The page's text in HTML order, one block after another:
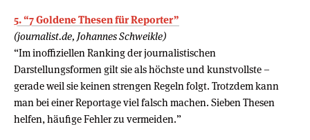
5. “7 Goldene Thesen für Reporter”
(journalist.de, Johannes Schweikle)
“Im inoffiziellen Ranking der journalistischen
Darstellungsformen gilt sie als höchste und kunstvollste –
gerade weil sie keinen strengen Regeln folgt. Trotzdem kann
man bei einer Reportage viel falsch machen. Sieben Thesen
helfen, häufige Fehler zu vermeiden.”